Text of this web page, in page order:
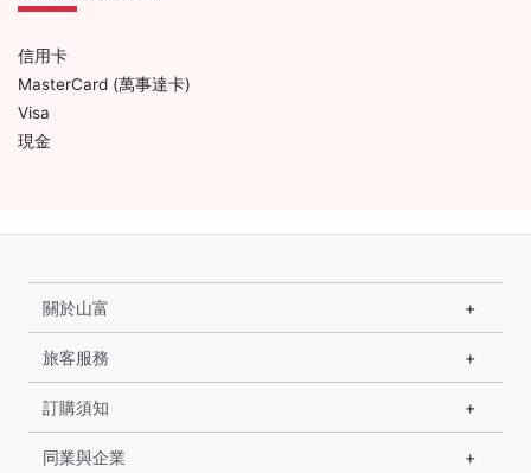
信用卡
MasterCard (萬事達卡)
Visa
現金
關於山富
旅客服務
訂購須知
同業與企業